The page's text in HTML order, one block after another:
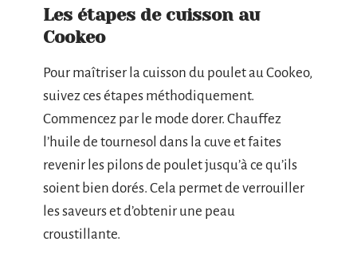
Les étapes de cuisson au
Cookeo
Pour maîtriser la cuisson du poulet au Cookeo,
suivez ces étapes méthodiquement.
Commencez par le mode dorer. Chauffez
l’huile de tournesol dans la cuve et faites
revenir les pilons de poulet jusqu’à ce qu’ils
soient bien dorés. Cela permet de verrouiller
les saveurs et d’obtenir une peau
croustillante.